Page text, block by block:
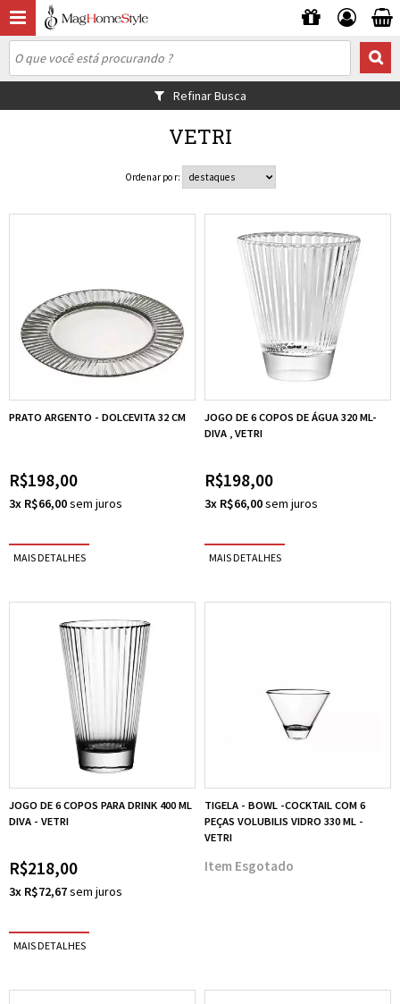
Refinar Busca
VETRI
Ordenar por:
PRATO ARGENTO - DOLCEVITA 32 CM
R$198,00
3x R$66,00
JOGO DE 6 COPOS DE ÁGUA 320 ML-
DIVA , VETRI
R$198,00
3x R$66,00
JOGO DE 6 COPOS PARA DRINK 400 ML
DIVA - VETRI
R$218,00
3x R$72,67
TIGELA - BOWL -COCKTAIL COM 6
PEÇAS VOLUBILIS VIDRO 330 ML -
VETRI
Esgotado